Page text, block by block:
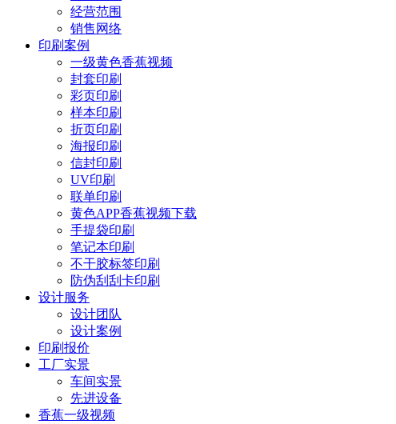
经营范围
销售网络
印刷案例
一级黄色香蕉视频
封套印刷
彩页印刷
样本印刷
折页印刷
海报印刷
信封印刷
UV印刷
联单印刷
黄色APP香蕉视频下载
手提袋印刷
笔记本印刷
不干胶标签印刷
防伪刮刮卡印刷
设计服务
设计团队
设计案例
印刷报价
工厂实景
车间实景
先进设备
香蕉一级视频